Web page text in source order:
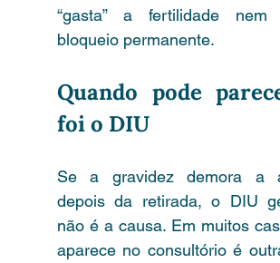
“gasta” a fertilidade
bloqueio permanente.
Quando pode
foi o DIU
Se a gravidez demora a
depois da retirada, o DIU
não é a causa. Em muitos
aparece no consultório é